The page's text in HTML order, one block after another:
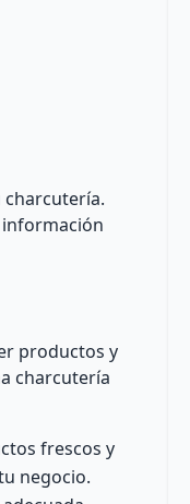
productos y
charcutería
frescos y
negocio.